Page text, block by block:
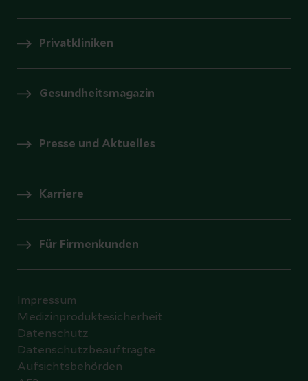
Privatkliniken
Gesundheitsmagazin
Presse und Aktuelles
Karriere
Für Firmenkunden
Impressum
Medizinproduktesicherheit
Datenschutz
Datenschutzbeauftragte
Aufsichtsbehörden